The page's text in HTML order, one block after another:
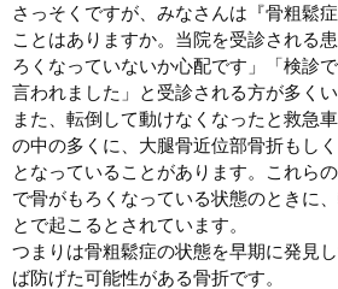
さっそくですが、みなさんは『骨粗鬆
ことはありますか。当院を受診される
ろくなっていないか心配です」「検診
言われました」と受診される方が多くい
また、転倒して動けなくなったと救急
の中の多くに、大腿骨近位部骨折もし
となっていることがあります。これら
で骨がもろくなっている状態のときに
とで起こるとされています。
つまりは骨粗鬆症の状態を早期に発見
ば防げた可能性がある骨折です。